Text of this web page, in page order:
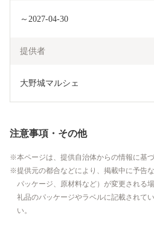
～2027-04-30
提供者
大野城マルシェ
注意事項・その他
本ページは、提供自治体からの情報に基
提供元の都合などにより、掲載中に予告
パッケージ、原材料など）が変更される
礼品のパッケージやラベルに記載されて
い。